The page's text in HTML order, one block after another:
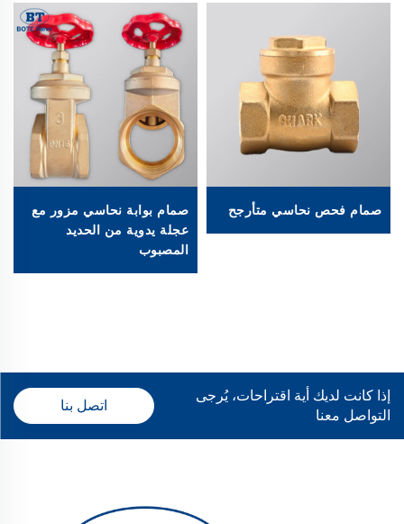
صمام فحص نحاسي متأرجح
صمام بوابة نحاسي مزور مع
عجلة يدوية من الحديد
المصبوب
إذا كانت لديك أية اقتراحات، يُرجى
التواصل معنا
اتصل بنا